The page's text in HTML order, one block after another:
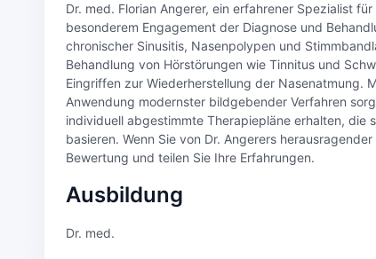
Dr. med. Florian Angerer, ein erfahrener Spezialist
besonderem Engagement der Diagnose und
chronischer Sinusitis, Nasenpolypen und
Behandlung von Hörstörungen wie Tinnitus und
Eingriffen zur Wiederherstellung der Nasenatmung.
Anwendung modernster bildgebender Verfahren
individuell abgestimmte Therapiepläne erhalten, die
basieren. Wenn Sie von Dr. Angerers
Bewertung und teilen Sie Ihre Erfahrungen.
Ausbildung
Dr. med.